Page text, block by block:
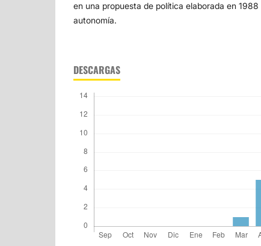
en una propuesta de política elaborada en
autonomía.
DESCARGAS